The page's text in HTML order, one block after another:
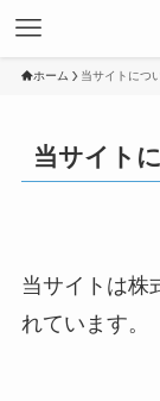
ホーム 当サイトにつ
当サイト
当サイトは株
れています。